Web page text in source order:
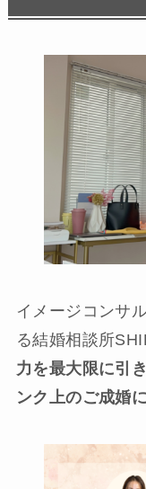
イメージコンサ
る結婚相談所
力を最大限に引
ンク上のご成婚